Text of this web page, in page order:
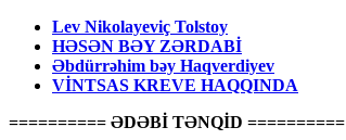
Lev Nikolayeviç Tolstoy
HƏSƏN BƏY ZƏRDABİ
Əbdürrəhim bəy Haqverdiyev
VİNTSAS KREVE HAQQINDA
========== ƏDƏBİ TƏNQİD ==========